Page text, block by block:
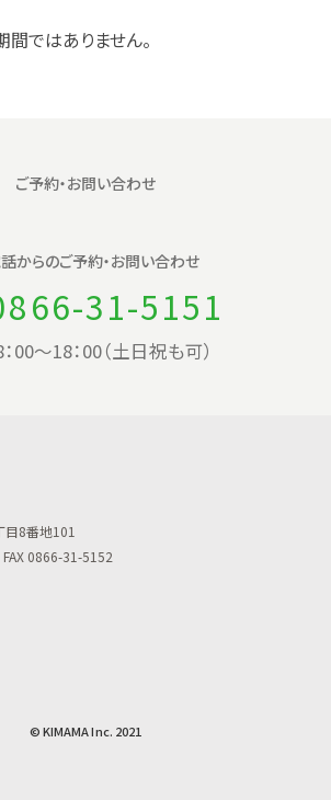
ではありません。
ご予約・お問い合わせ
からのご予約・お問い合わせ
31-5151
00〜18：00（土日祝も可）
目8番地101
FAX 0866-31-5152
© KIMAMA Inc. 2021